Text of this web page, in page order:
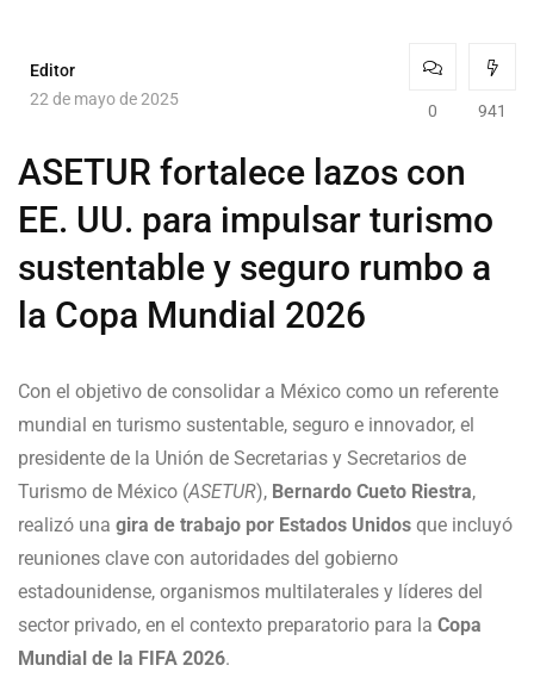
Editor
22 de mayo de 2025
0 941
ASETUR fortalece lazos con
EE. UU. para impulsar turismo
sustentable y seguro rumbo a
la Copa Mundial 2026
Con el objetivo de consolidar a México como un referente
mundial en turismo sustentable, seguro e innovador, el
presidente de la Unión de Secretarias y Secretarios de
Turismo de México (ASETUR), Bernardo Cueto Riestra,
realizó una gira de trabajo por Estados Unidos que incluyó
reuniones clave con autoridades del gobierno
estadounidense, organismos multilaterales y líderes del
sector privado, en el contexto preparatorio para la Copa
Mundial de la FIFA 2026.